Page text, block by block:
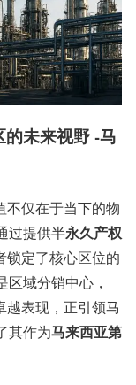
未来视野 -马
不仅在于当下的物
过提供半永久产权
锁定了核心区位的
域分销中心，
越表现，正引领马
其作为马来西亚第